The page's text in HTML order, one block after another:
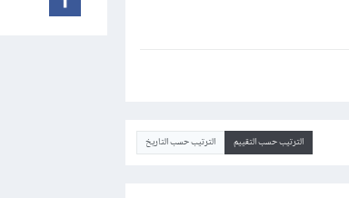
الترتيب حسب التقييم الترتيب حسب التاريخ